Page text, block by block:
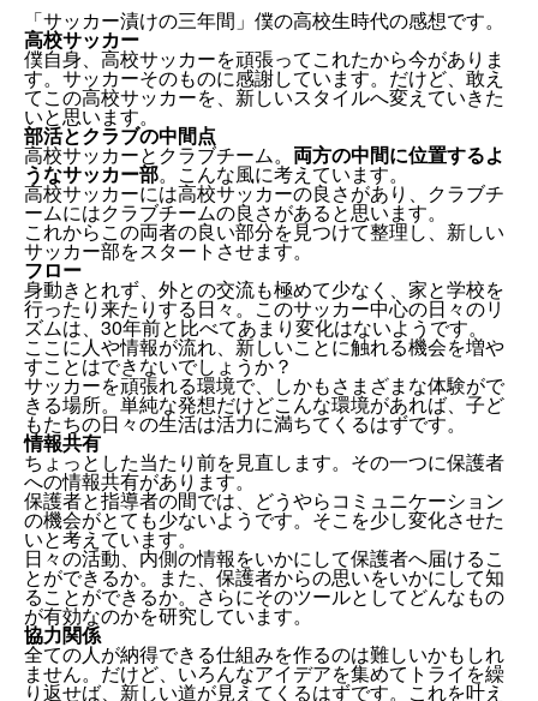
「サッカー漬けの三年間」僕の高校生時代の感想です。
高校サッカー
僕自身、高校サッカーを頑張ってこれたから今がありま
す。サッカーそのものに感謝しています。だけど、敢え
てこの高校サッカーを、新しいスタイルへ変えていきた
いと思います。
部活とクラブの中間点
高校サッカーとクラブチーム。 両方の中間に位置するよ
うなサッカー部。こんな風に考えています。
高校サッカーには高校サッカーの良さがあり、クラブチ
ームにはクラブチームの良さがあると思います。
これからこの両者の良い部分を見つけて整理し、新しい
サッカー部をスタートさせます。
フロー
身動きとれず、外との交流も極めて少なく、家と学校を
行ったり来たりする日々。このサッカー中心の日々のリ
ズムは、30年前と比べてあまり変化はないようです。
ここに人や情報が流れ、新しいことに触れる機会を増や
すことはできないでしょうか？
サッカーを頑張れる環境で、しかもさまざまな体験がで
きる場所。単純な発想だけどこんな環境があれば、子ど
もたちの日々の生活は活力に満ちてくるはずです。
情報共有
ちょっとした当たり前を見直します。その一つに保護者
への情報共有があります。
保護者と指導者の間では、どうやらコミュニケーション
の機会がとても少ないようです。そこを少し変化させた
いと考えています。
日々の活動、内側の情報をいかにして保護者へ届けるこ
とができるか。また、保護者からの思いをいかにして知
ることができるか。さらにそのツールとしてどんなもの
が有効なのかを研究しています。
協力関係
全ての人が納得できる仕組みを作るのは難しいかもしれ
ません。だけど、いろんなアイデアを集めてトライを繰
り返せば、新しい道が見えてくるはずです。これを叶え